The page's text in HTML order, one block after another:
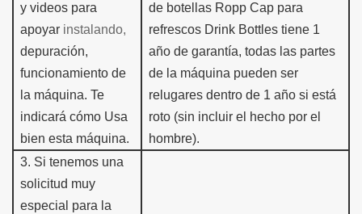
y videos para
apoyar instalando,
depuración,
funcionamiento de
la máquina. Te
indicará cómo Usa
bien esta máquina.
de botellas Ropp Cap para
refrescos Drink Bottles tiene 1
año de garantía, todas las partes
de la máquina pueden ser
re lugares dentro de 1 año si está
roto (sin incluir el hecho por el
hombre).
3. Si tenemos una
solicitud muy
especial para la